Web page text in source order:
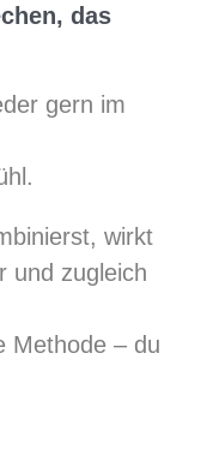
das
gern im
wirkt
und zugleich
Methode – du